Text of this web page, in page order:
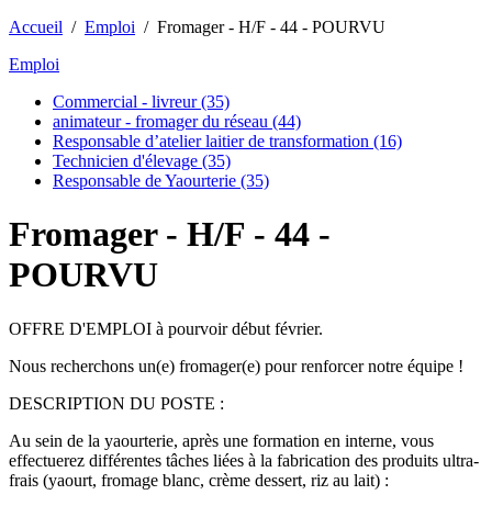
Accueil / Emploi / Fromager - H/F - 44 - POURVU
Emploi
Commercial - livreur (35)
animateur - fromager du réseau (44)
Responsable d’atelier laitier de transformation (16)
Technicien d'élevage (35)
Responsable de Yaourterie (35)
Fromager - H/F - 44 -
POURVU
OFFRE D'EMPLOI à pourvoir début février.
Nous recherchons un(e) fromager(e) pour renforcer notre équipe !
DESCRIPTION DU POSTE :
Au sein de la yaourterie, après une formation en interne, vous
effectuerez différentes tâches liées à la fabrication des produits ultra-
frais (yaourt, fromage blanc, crème dessert, riz au lait) :